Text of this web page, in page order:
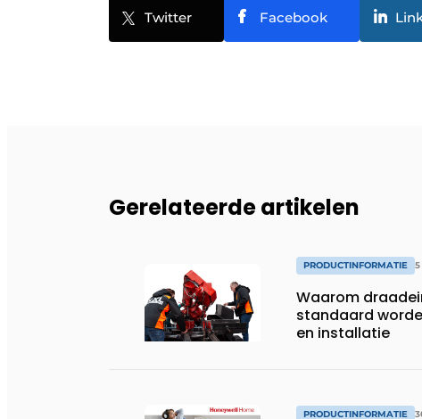
Twitter Facebook
Gerelateerde artikelen
PRODUCTINFORMATIE 5
Waarom
standaard
en installatie
PRODUCTINFORMATIE